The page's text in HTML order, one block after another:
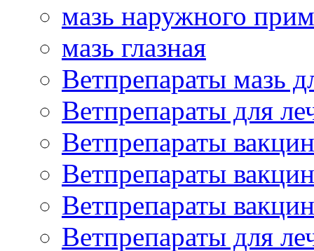
мазь наружного
мазь глазная
Ветпрепараты мазь
Ветпрепараты для
Ветпрепараты
Ветпрепараты
Ветпрепараты
Ветпрепараты для